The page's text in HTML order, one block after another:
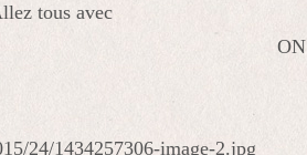
tous avec
: ON